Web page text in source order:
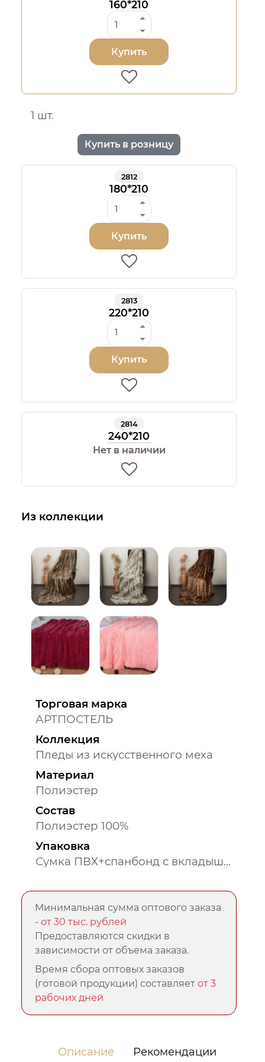
160*210
Купить
1 шт.
Купить в розницу
2812
180*210
Купить
2813
220*210
Купить
2814
240*210
Нет в наличии
Из коллекции
Торговая марка
АРТПОСТЕЛЬ
Коллекция
Пледы из искусственного меха
Материал
Полиэстер
Состав
Полиэстер 100%
Упаковка
Сумка ПВХ+спанбонд с вкладышем
Минимальная сумма оптового заказа
-от 30 тыс. рублей
Предоставляются скидки в
зависимости от объема заказа.
Время сбора оптовых заказов
(готовой продукции) составляетот 3
рабочих дней
Описание Рекомендации